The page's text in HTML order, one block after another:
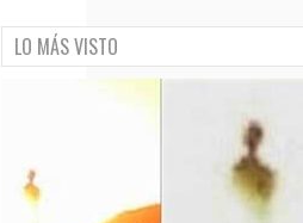
LO MÁS VISTO